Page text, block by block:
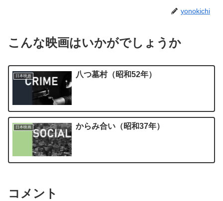
yonokichi
こんな映画はいかがでしょうか
日本映画 八つ墓村（昭和52年）
日本映画 からみ合い（昭和37年）
コメント